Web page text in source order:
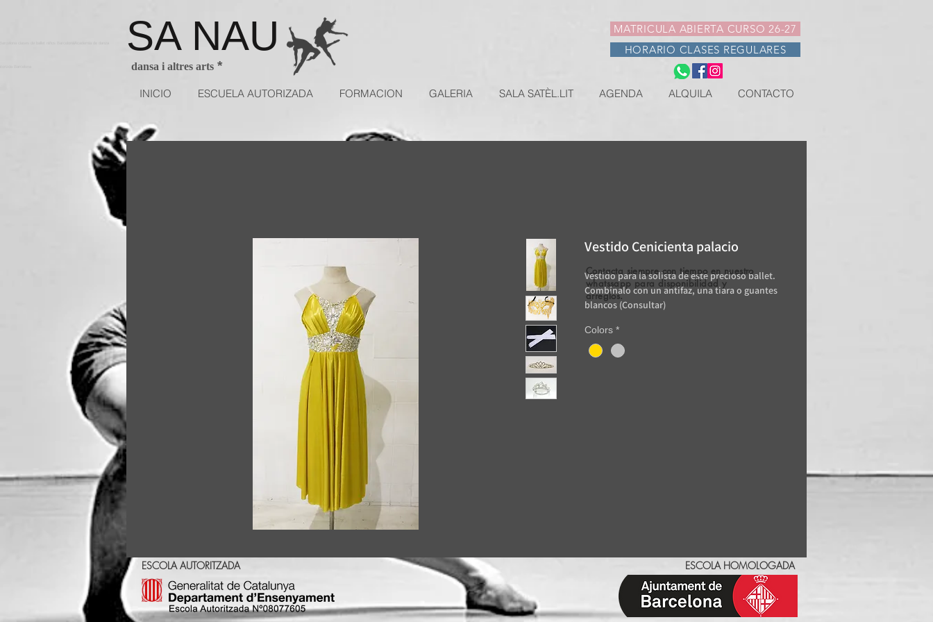
SA NAU
dansa i altres arts *
MATRICULA ABIERTA CURSO 26-27
HORARIO CLASES REGULARES
INICIO ESCUELA AUTORIZADA FORMACION GALERIA SALA SATÈL.LIT AGENDA ALQUILA CONTACTO
Vestido Cenicienta palacio
Vestido para la solista de este precioso ballet.
Combínalo con un antifaz, una tiara o guantes
blancos (Consultar)
Colors *
Contacta siempre con tiempo en nuestro
whatssapp para disponibilidad y
arreglos.
ESCOLA AUTORITZADA ESCOLA HOMOLOGADA